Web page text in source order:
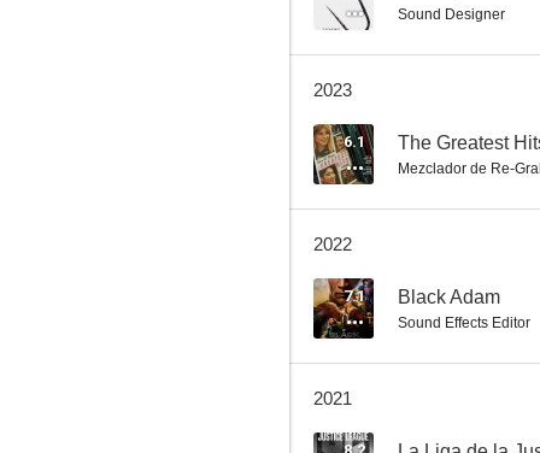
Annabelle 2: La Creacion
7.1
Sound Designer
2023
6.1 The Greatest
Mezclador de Re-
2022
7.1 Black Adam
Sound Effects Editor
2021